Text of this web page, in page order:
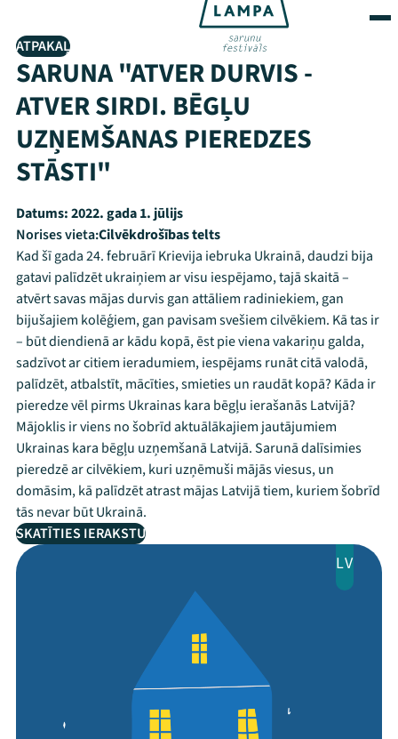
ATPAKAĻ
SARUNA "ATVER DURVIS -
ATVER SIRDI. BĒGĻU
UZŅEMŠANAS PIEREDZES
STĀSTI"
Datums:2022. gada 1. jūlijs
Norises vieta:Cilvēkdrošības telts
Kad šī gada 24. februārī Krievija iebruka Ukrainā, daudzi bija
gatavi palīdzēt ukraiņiem ar visu iespējamo, tajā skaitā –
atvērt savas mājas durvis gan attāliem radiniekiem, gan
bijušajiem kolēģiem, gan pavisam svešiem cilvēkiem. Kā tas ir
– būt diendienā ar kādu kopā, ēst pie viena vakariņu galda,
sadzīvot ar citiem ieradumiem, iespējams runāt citā valodā,
palīdzēt, atbalstīt, mācīties, smieties un raudāt kopā? Kāda ir
pieredze vēl pirms Ukrainas kara bēgļu ierašanās Latvijā?
Mājoklis ir viens no šobrīd aktuālākajiem jautājumiem
Ukrainas kara bēgļu uzņemšanā Latvijā. Sarunā dalīsimies
pieredzē ar cilvēkiem, kuri uzņēmuši mājās viesus, un
domāsim, kā palīdzēt atrast mājas Latvijā tiem, kuriem šobrīd
tās nevar būt Ukrainā.
SKATĪTIES IERAKSTU
LV